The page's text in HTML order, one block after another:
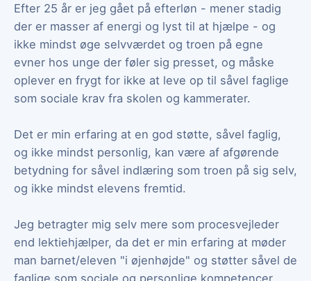
Efter 25 år er jeg gået på efterløn - mener stadig
der er masser af energi og lyst til at hjælpe - og
ikke mindst øge selvværdet og troen på egne
evner hos unge der føler sig presset, og måske
oplever en frygt for ikke at leve op til såvel faglige
som sociale krav fra skolen og kammerater.
Det er min erfaring at en god støtte, såvel faglig,
og ikke mindst personlig, kan være af afgørende
betydning for såvel indlæring som troen på sig selv,
og ikke mindst elevens fremtid.
Jeg betragter mig selv mere som procesvejleder
end lektiehjælper, da det er min erfaring at møder
man barnet/eleven "i øjenhøjde" og støtter såvel de
faglige som sociale og personlige kompetencer,